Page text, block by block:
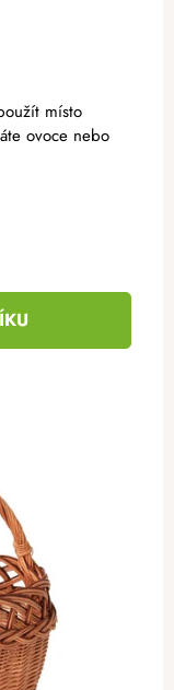
místo
ovoce nebo